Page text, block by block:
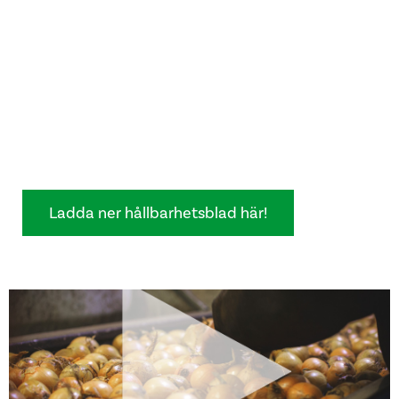
Ladda ner hållbarhetsblad här!